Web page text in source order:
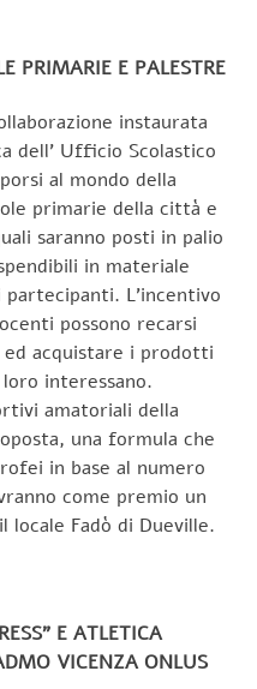
PRIMARIE E PALESTRE
instaurata
dell’ Ufficio Scolastico
al mondo della
primarie della città e
saranno posti in palio
in materiale
L’incentivo
possono recarsi
acquistare i prodotti
interessano.
amatoriali della
una formula che
in base al numero
come premio un
locale Fadò di Dueville.
E ATLETICA
VICENZA ONLUS